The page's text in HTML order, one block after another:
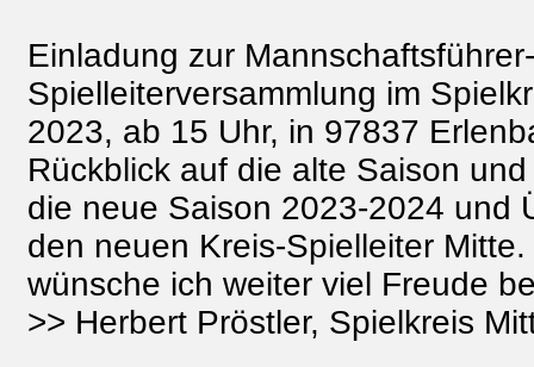
Einladung zur
Spielleiterversammlung im
2023, ab 15 Uhr, in 97837
Rückblick auf die alte Saison
die neue Saison 2023-2024 und
den neuen Kreis-Spielleiter
wünsche ich weiter viel Freude
>> Herbert Pröstler, Spielkreis